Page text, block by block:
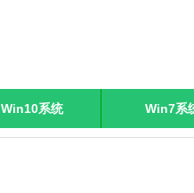
Win10系统 Win7系